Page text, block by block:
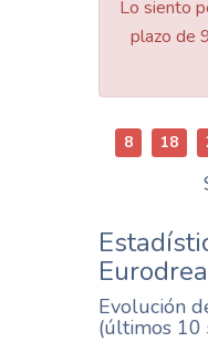
Lo siento
plazo de
8 18
Evolución
(últimos 10